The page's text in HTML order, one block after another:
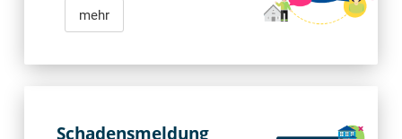
mehr
Schadensmeldung